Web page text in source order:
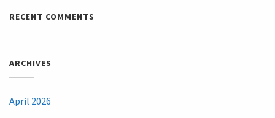
RECENT COMMENTS
ARCHIVES
April 2026